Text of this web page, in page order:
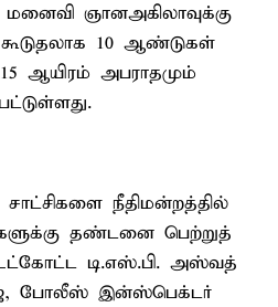
ஞானஅகிலாவுக்கு
10 ஆண்டுகள்
ஆயிரம் அபராதமும்
நீதிமன்றத்தில்
தண்டனை பெற்றுத்
டி.எஸ்.பி. அஸ்வத்
போலீஸ் இன்ஸ்பெக்டர்